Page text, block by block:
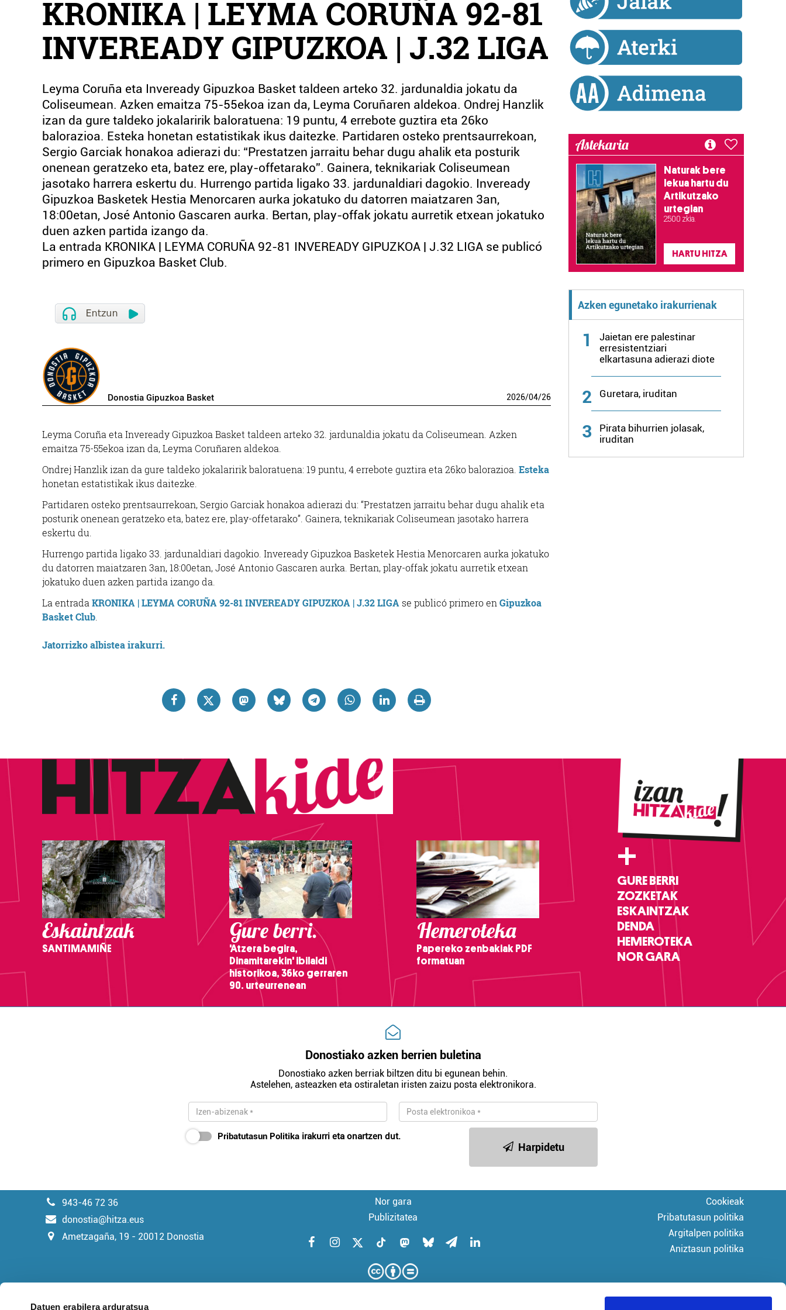
Datuen erabilera arduratsua
KRONIKA | LEYMA CORUÑA 92-81
INVEREADY GIPUZKOA | J.32 LIGA
Leyma Coruña eta Inveready Gipuzkoa Basket taldeen arteko 32. jardunaldia jokatu da
Coliseumean. Azken emaitza 75-55ekoa izan da, Leyma Coruñaren aldekoa. Ondrej Hanzlik
izan da gure taldeko jokalaririk baloratuena: 19 puntu, 4 errebote guztira eta 26ko
balorazioa. Esteka honetan estatistikak ikus daitezke. Partidaren osteko prentsaurrekoan,
Sergio Garciak honakoa adierazi du: “Prestatzen jarraitu behar dugu ahalik eta posturik
onenean geratzeko eta, batez ere, play-offetarako”. Gainera, teknikariak Coliseumean
jasotako harrera eskertu du. Hurrengo partida ligako 33. jardunaldiari dagokio. Inveready
Gipuzkoa Basketek Hestia Menorcaren aurka jokatuko du datorren maiatzaren 3an,
18:00etan, José Antonio Gascaren aurka. Bertan, play-offak jokatu aurretik etxean jokatuko
duen azken partida izango da.
La entrada KRONIKA | LEYMA CORUÑA 92-81 INVEREADY GIPUZKOA | J.32 LIGA se publicó
primero en Gipuzkoa Basket Club.
Donostia Gipuzkoa Basket 2026/04/26
Leyma Coruña eta Inveready Gipuzkoa Basket taldeen arteko 32. jardunaldia jokatu da Coliseumean. Azken
emaitza 75-55ekoa izan da, Leyma Coruñaren aldekoa.
Ondrej Hanzlik izan da gure taldeko jokalaririk baloratuena: 19 puntu, 4 errebote guztira eta 26ko balorazioa. Esteka
honetan estatistikak ikus daitezke.
Partidaren osteko prentsaurrekoan, Sergio Garciak honakoa adierazi du: “Prestatzen jarraitu behar dugu ahalik eta
posturik onenean geratzeko eta, batez ere, play-offetarako”. Gainera, teknikariak Coliseumean jasotako harrera
eskertu du.
Hurrengo partida ligako 33. jardunaldiari dagokio. Inveready Gipuzkoa Basketek Hestia Menorcaren aurka jokatuko
du datorren maiatzaren 3an, 18:00etan, José Antonio Gascaren aurka. Bertan, play-offak jokatu aurretik etxean
jokatuko duen azken partida izango da.
La entrada KRONIKA | LEYMA CORUÑA 92-81 INVEREADY GIPUZKOA | J.32 LIGA se publicó primero en Gipuzkoa
Basket Club
Jatorrizko albistea irakurri.
Astekaria
Naturak bere
lekua hartu du
Artikutzako
urtegian
2.500 zkia.
HARTU HITZA
Azken egunetako irakurrienak
1
Jaietan ere palestinar
erresistentziari
elkartasuna adierazi diote
2 Guretara, iruditan
3
Pirata bihurrien jolasak,
iruditan
Eskaintzak
SANTIMAMIÑE
Gure berri.
'Atzera begira,
Dinamitarekin' ibilaldi
historikoa, 36ko gerraren
90. urteurrenean
Hemeroteka
Papereko zenbakiak PDF
formatuan
+
GURE BERRI
ZOZKETAK
ESKAINTZAK
DENDA
HEMEROTEKA
NOR GARA
Donostiako azken berrien buletina
Donostiako azken berriak biltzen ditu bi egunean behin.
Astelehen, asteazken eta ostiraletan iristen zaizu posta elektronikora.
Pribatutasun Politika irakurri eta onartzen dut.
Harpidetu
943-46 72 36
donostia@hitza.eus
Ametzagaña, 19 - 20012 Donostia
Nor gara
Publizitatea
Cookieak
Pribatutasun politika
Argitalpen politika
Aniztasun politika